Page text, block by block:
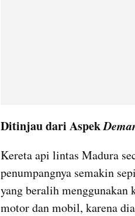
Ditinjau dari Aspek
Kereta api lintas Madura
penumpangnya semakin
yang beralih menggunakan
motor dan mobil, karena